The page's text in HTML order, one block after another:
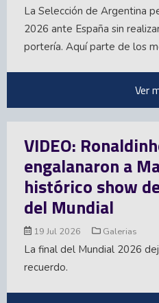
La Selección de Argentina
2026 ante España sin
portería. Aquí parte de los
Ver
VIDEO:
engalanaron a
histórico show
del Mundial
19 Jul 2026 Galerias
La final del Mundial 2026
recuerdo.